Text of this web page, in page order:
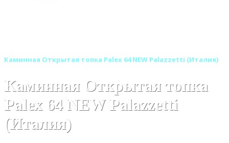
Каминная Открытая топка Palex 64 NEW Palazzetti (Италия)
Каминная Открытая топка
Palex 64 NEW Palazzetti
(Италия)